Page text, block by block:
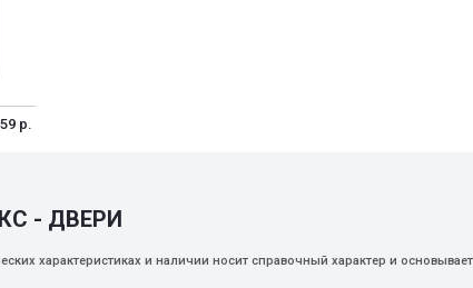
р.
- ДВЕРИ
характеристиках и наличии носит справочный характер и